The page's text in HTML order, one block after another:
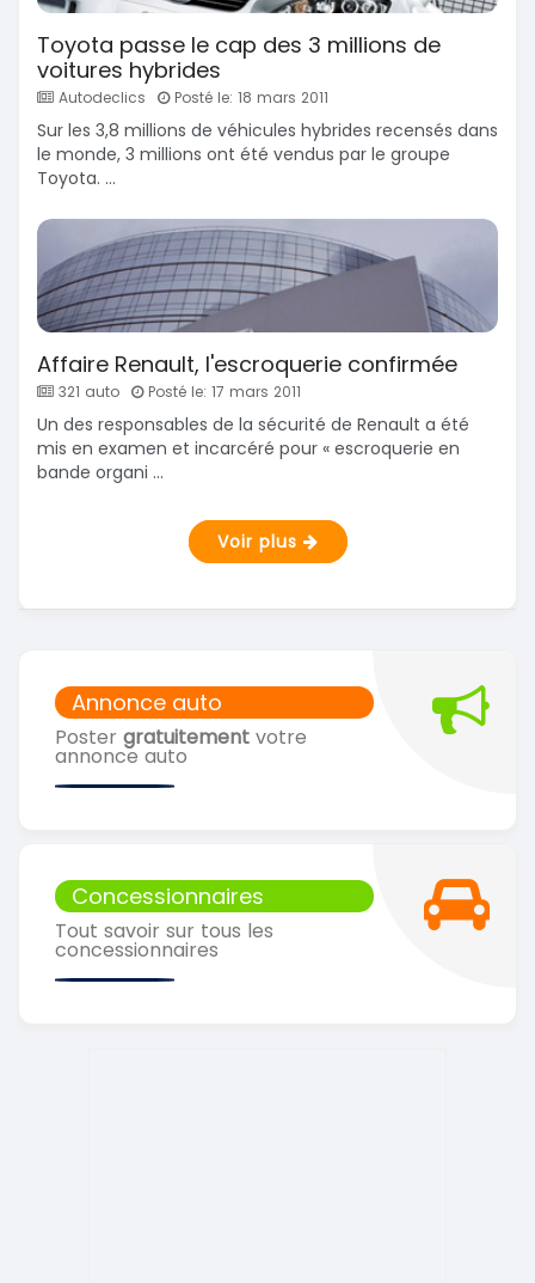
Annonce auto
Poster gratuitement votre
annonce auto
Concessionnaires
Tout savoir sur tous les
concessionnaires
Toyota passe le cap des 3 millions de
voitures hybrides
Autodeclics Posté le: 18 mars 2011
Sur les 3,8 millions de véhicules hybrides recensés dans
le monde, 3 millions ont été vendus par le groupe
Toyota. ...
Affaire Renault, l'escroquerie confirmée
321 auto Posté le: 17 mars 2011
Un des responsables de la sécurité de Renault a été
mis en examen et incarcéré pour « escroquerie en
bande organi ...
Voir plus